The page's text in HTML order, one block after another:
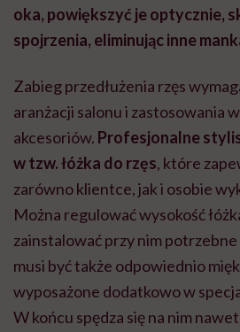
oka, powiększyć je optycznie,
spojrzenia, eliminując inne
Zabieg przedłużenia rzęs
aranżacji salonu i zastosowania
akcesoriów. Profesjonalne
w tzw. łóżka do rzęs, które
zarówno klientce, jak i osobie
Można regulować wysokość
zainstalować przy nim potrzebne
musi być także odpowiednio
wyposażone dodatkowo w
W końcu spędza się na nim